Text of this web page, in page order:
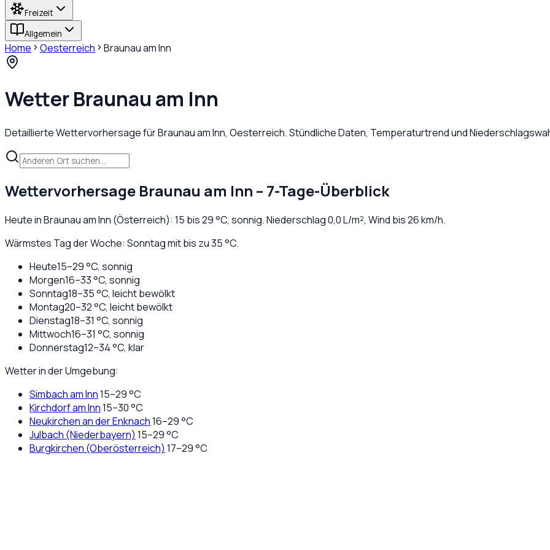
Freizeit
Allgemein
Home Oesterreich Braunau am Inn
WetterBraunau am Inn
Detaillierte Wettervorhersage fürBraunau am Inn, Oesterreich. Stündliche Daten, Temperaturtrend und
Wettervorhersage Braunau am Inn – 7-Tage-Überblick
Heute inBraunau am Inn (Österreich): 15 bis29°C, sonnig. Niederschlag0,0L/m², Wind bis26km/h.
Wärmstes Tag der Woche: Sonntag mit bis zu 35 °C.
Heute15–29°C, sonnig
Morgen16–33°C, sonnig
Sonntag18–35°C, leicht bewölkt
Montag20–32°C, leicht bewölkt
Dienstag18–31 °C, sonnig
Mittwoch16–31 °C, sonnig
Donnerstag12–34°C, klar
Wetter in der Umgebung:
Simbach am Inn15–29°C
Kirchdorf am Inn15–30°C
Neukirchen an der Enknach16–29°C
Julbach (Niederbayern) 15–29°C
Burgkirchen (Oberösterreich) 17–29°C